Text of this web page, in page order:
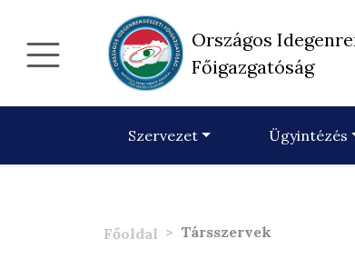
Országos
Főigazgatóság
Szervezet Ügyintézés
Főoldal Társszervek